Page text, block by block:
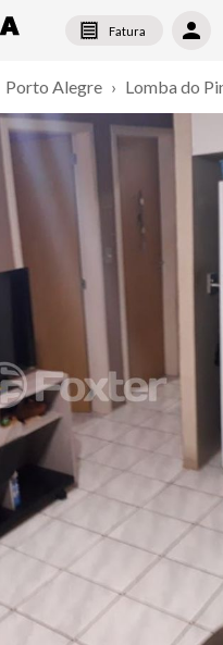
Fatura
Porto Alegre › Lomba do